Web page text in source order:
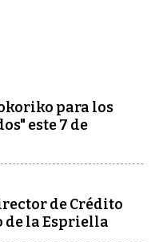
para los
este 7 de
de Crédito
de la Espriella